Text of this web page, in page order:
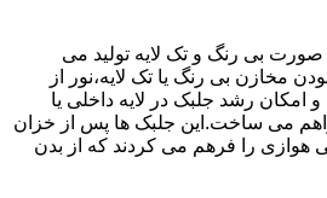
صورت بی رنگ و تک لایه تولید می
مخازن بی رنگ یا تک لایه،نور از
رشد جلبک در لایه داخلی یا
می ساخت.این جلبک ها پس از خزان
هوازی را فرهم می کردند که از بدن